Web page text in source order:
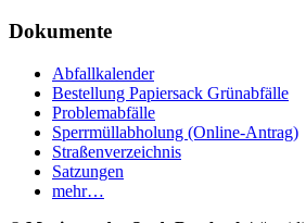
Dokumente
Abfallkalender
Bestellung Papiersack Grünabfälle
Problemabfälle
Sperrmüllabholung (Online-Antrag)
Straßenverzeichnis
Satzungen
mehr…